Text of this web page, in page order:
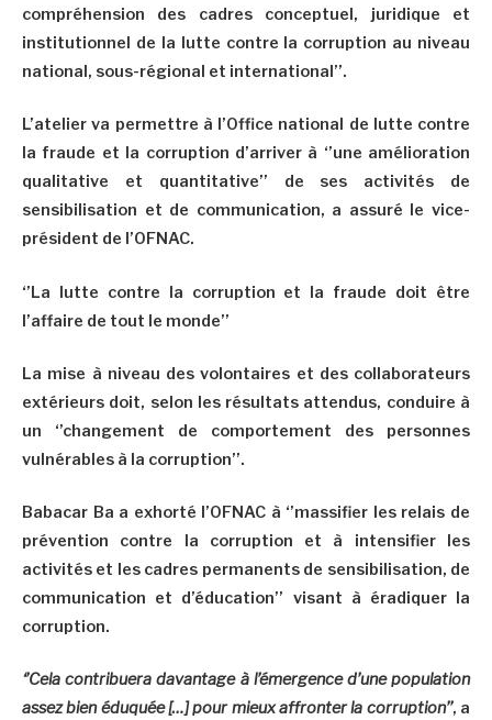
compréhension des cadres conceptuel, juridique et
institutionnel de la lutte contre la corruption au niveau
national, sous-régional et international’’.
L’atelier va permettre à l’Office national de lutte contre
la fraude et la corruption d’arriver à ‘’une amélioration
qualitative et quantitative’’ de ses activités de
sensibilisation et de communication, a assuré le vice-
président de l’OFNAC.
‘’La lutte contre la corruption et la fraude doit être
l’affaire de tout le monde’’
La mise à niveau des volontaires et des collaborateurs
extérieurs doit, selon les résultats attendus, conduire à
un ‘’changement de comportement des personnes
vulnérables à la corruption’’.
Babacar Ba a exhorté l’OFNAC à ‘’massifier les relais de
prévention contre la corruption et à intensifier les
activités et les cadres permanents de sensibilisation, de
communication et d’éducation’’ visant à éradiquer la
corruption.
‘’Cela contribuera davantage à l’émergence d’une population
assez bien éduquée […] pour mieux affronter la corruption’’, a